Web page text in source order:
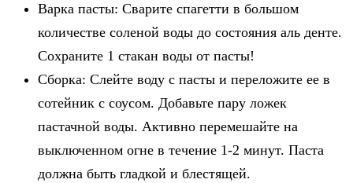
Варка пасты: Сварите спагетти в большом
количестве соленой воды до состояния аль денте.
Сохраните 1 стакан воды от пасты!
Сборка: Слейте воду с пасты и переложите ее в
сотейник с соусом. Добавьте пару ложек
пастачной воды. Активно перемешайте на
выключенном огне в течение 1-2 минут. Паста
должна быть гладкой и блестящей.